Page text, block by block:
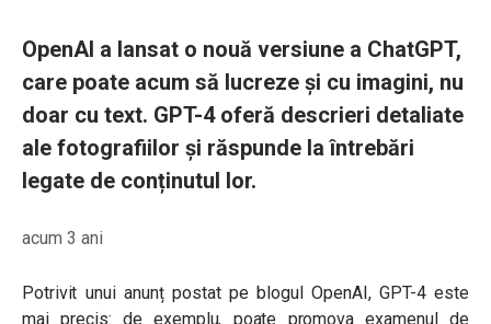
OpenAI a lansat o nouă versiune a ChatGPT,
care poate acum să lucreze și cu imagini, nu
doar cu text. GPT-4 oferă descrieri detaliate
ale fotografiilor și răspunde la întrebări
legate de conținutul lor.
acum 3 ani
Potrivit unui anunț postat pe blogul OpenAI, GPT-4 este
mai precis: de exemplu, poate promova examenul de